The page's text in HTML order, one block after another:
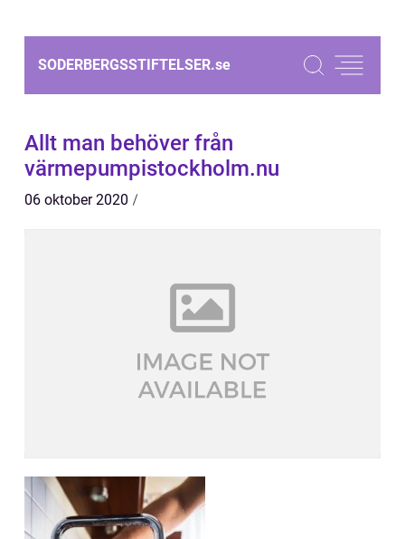
SODERBERGSSTIFTELSER.se
Allt man behöver från
värmepumpistockholm.nu
06 oktober 2020